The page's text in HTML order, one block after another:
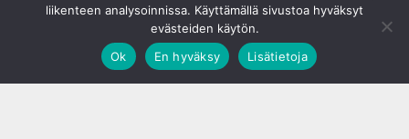
liikenteen analysoinnissa. Käyttämällä sivustoa hyväksyt
evästeiden käytön.
Ok
En hyväksy Lisätietoja